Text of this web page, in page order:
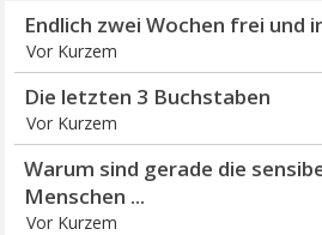
Endlich zwei Wochen frei und
Vor Kurzem
Die letzten 3 Buchstaben
Vor Kurzem
Warum sind gerade die
Menschen ...
Vor Kurzem